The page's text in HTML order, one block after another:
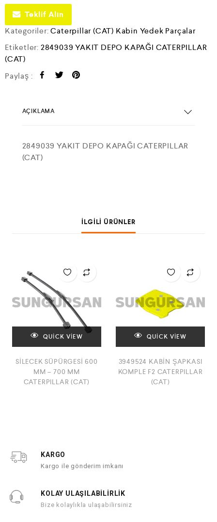
Teklif Alın
Kategoriler:Caterpillar (CAT) Kabin Yedek Parçalar
Etiketler: 2849039 YAKIT DEPO KAPAĞI CATERPILLAR
(CAT)
Paylaş :
AÇIKLAMA
2849039 YAKIT DEPO KAPAĞI CATERPILLAR
(CAT)
İLGILI ÜRÜNLER
QUICK VIEW
SİLECEK SÜPÜRGESİ 600
MM – 700 MM
CATERPILLAR (CAT)
QUICK VIEW
3949524 KABİN ŞAPKASI
KOMPLE F2 CATERPILLAR
(CAT)
KARGO
Kargo ile gönderim imkanı
KOLAY ULAŞILABİLİRLİK
Bize kolaylıkla ulaşabilirsiniz